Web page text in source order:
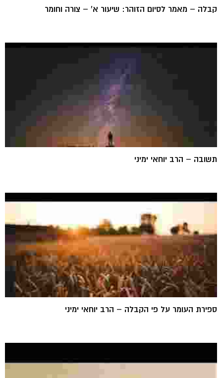
קבלה – מאמר לסיום הזוהר: שיעור א' – צורה וחומר
תשובה – הרב יוחאי ימיני
ספירת העומר על פי הקבלה – הרב יוחאי ימיני